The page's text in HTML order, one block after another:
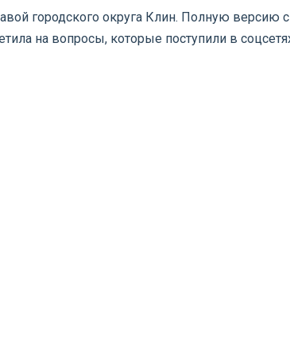
городского округа Клин. Полную версию
на вопросы, которые поступили в